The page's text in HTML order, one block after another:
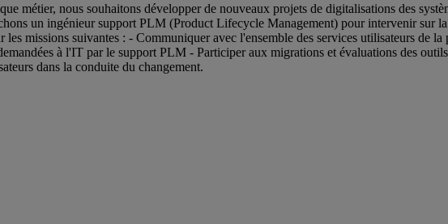
métier, nous souhaitons développer de nouveaux projets de digitalisations des
un ingénieur support PLM (Product Lifecycle Management) pour intervenir sur
missions suivantes : - Communiquer avec l'ensemble des services utilisateurs de
à l'IT par le support PLM - Participer aux migrations et évaluations des
dans la conduite du changement.